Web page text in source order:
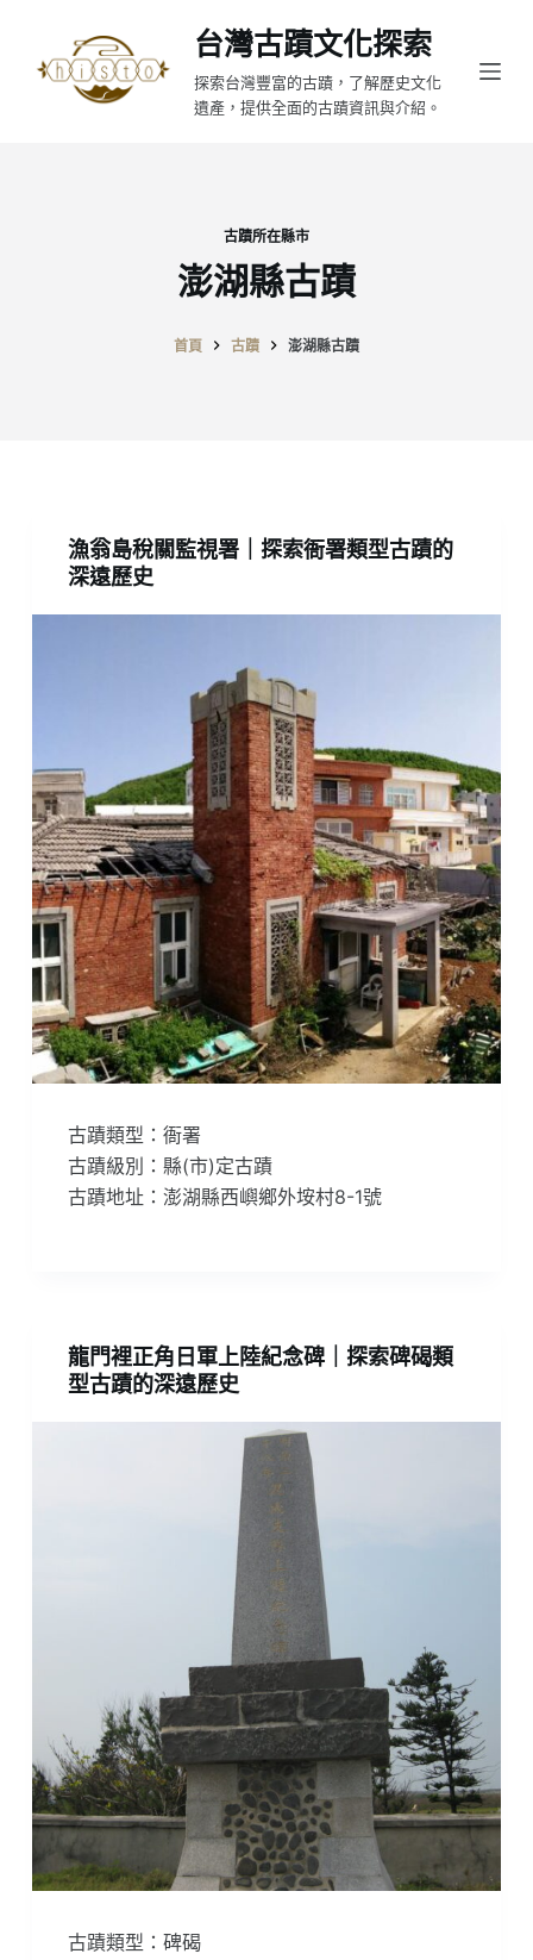
至
台灣古蹟文化探索
探索台灣豐富的古蹟，了解歷史文化
遺產，提供全面的古蹟資訊與介紹。
古蹟所在縣市
澎湖縣古蹟
首頁 古蹟 澎湖縣古蹟
漁翁島稅關監視署｜探索衙署類型古蹟的
深遠歷史
古蹟類型：衙署
古蹟級別：縣(市)定古蹟
古蹟地址：澎湖縣西嶼鄉外垵村8-1號
龍門裡正角日軍上陸紀念碑｜探索碑碣類
型古蹟的深遠歷史
古蹟類型：碑碣